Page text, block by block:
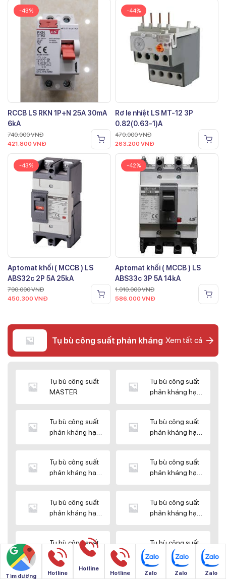
-43%
RCCB LS RKN 1P+N 25A 30mA
6kA
740.000VNĐ
421.800 VNĐ
-44%
Rơ le nhiệt LS MT-12 3P
0.82(0.63-1)A
470.000VNĐ
263.200 VNĐ
-43%
Aptomat khối ( MCCB ) LS
ABS32c 2P 5A 25kA
790.000VNĐ
450.300 VNĐ
-42%
Aptomat khối ( MCCB ) LS
ABS33c 3P 5A 14kA
1.010.000VNĐ
586.000 VNĐ
Tụ bù công suất phản kháng Xem tất cả
Tụ bù công suất
MASTER
Tụ bù công suất
phản kháng hạ
Tụ bù công suất
phản kháng hạ
Tụ bù công suất
phản kháng hạ
Tụ bù công suất
phản kháng hạ
Tụ bù công suất
phản kháng hạ
Tụ bù công suất
phản kháng hạ
Tụ bù công suất
phản kháng hạ
Tụ bù công suất
phản kháng hạ
thế SHIZUKI
Tụ bù công suất
phản kháng hạ
thế SINO
Tìm đường Hotline
Hotline
Hotline Zalo Zalo Zalo